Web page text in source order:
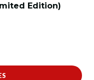
Edition)